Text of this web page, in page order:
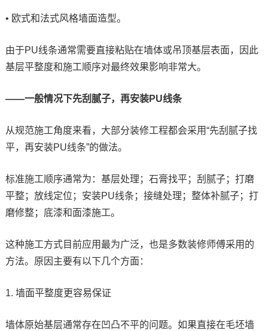
• 欧式和法式风格墙面造型。
由于PU线条通常需要直接粘贴在墙体或吊顶基层表面，因此
基层平整度和施工顺序对最终效果影响非常大。
——一般情况下先刮腻子，再安装PU线条
从规范施工角度来看，大部分装修工程都会采用“先刮腻子找
平，再安装PU线条”的做法。
标准施工顺序通常为：基层处理；石膏找平；刮腻子；打磨
平整；放线定位；安装PU线条；接缝处理；整体补腻子；打
磨修整；底漆和面漆施工。
这种施工方式目前应用最为广泛，也是多数装修师傅采用的
方法。原因主要有以下几个方面：
1. 墙面平整度更容易保证
墙体原始基层通常存在凹凸不平的问题。如果直接在毛坯墙